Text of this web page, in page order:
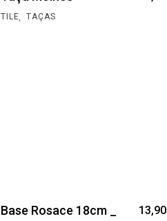
TILE, TAÇAS
Base Rosace 18cm _
13,90